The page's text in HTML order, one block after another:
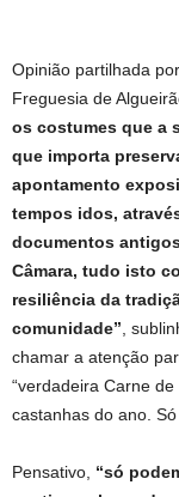
Opinião partilhada
Freguesia de
os costumes que a
que importa
apontamento
tempos idos,
documentos
Câmara, tudo isto
resiliência da
comunidade” ,
chamar a atenção
“verdadeira Carne
castanhas do ano. Só
Pensativo, “só